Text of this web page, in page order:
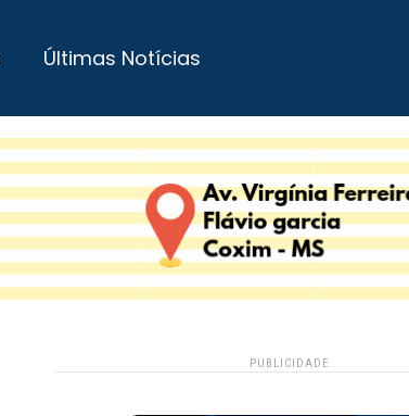
Últimas Notícias
PUBLICIDADE